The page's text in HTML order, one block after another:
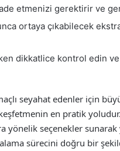
etmenizi gerektirir ve
ortaya çıkabilecek
dikkatlice kontrol edin
seyahat edenler için
en pratik
yönelik seçenekler
sürecini doğru bir